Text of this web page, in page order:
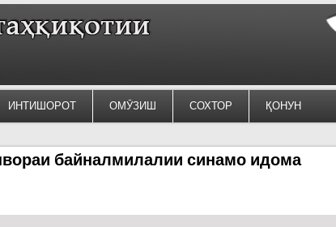
ИНТИШОРОТ ОМӮЗИШ СОХТОР ҚОНУН
байналмилалии синамо идома